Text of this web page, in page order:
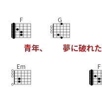
F
青年、
G
夢に破れた
Em F